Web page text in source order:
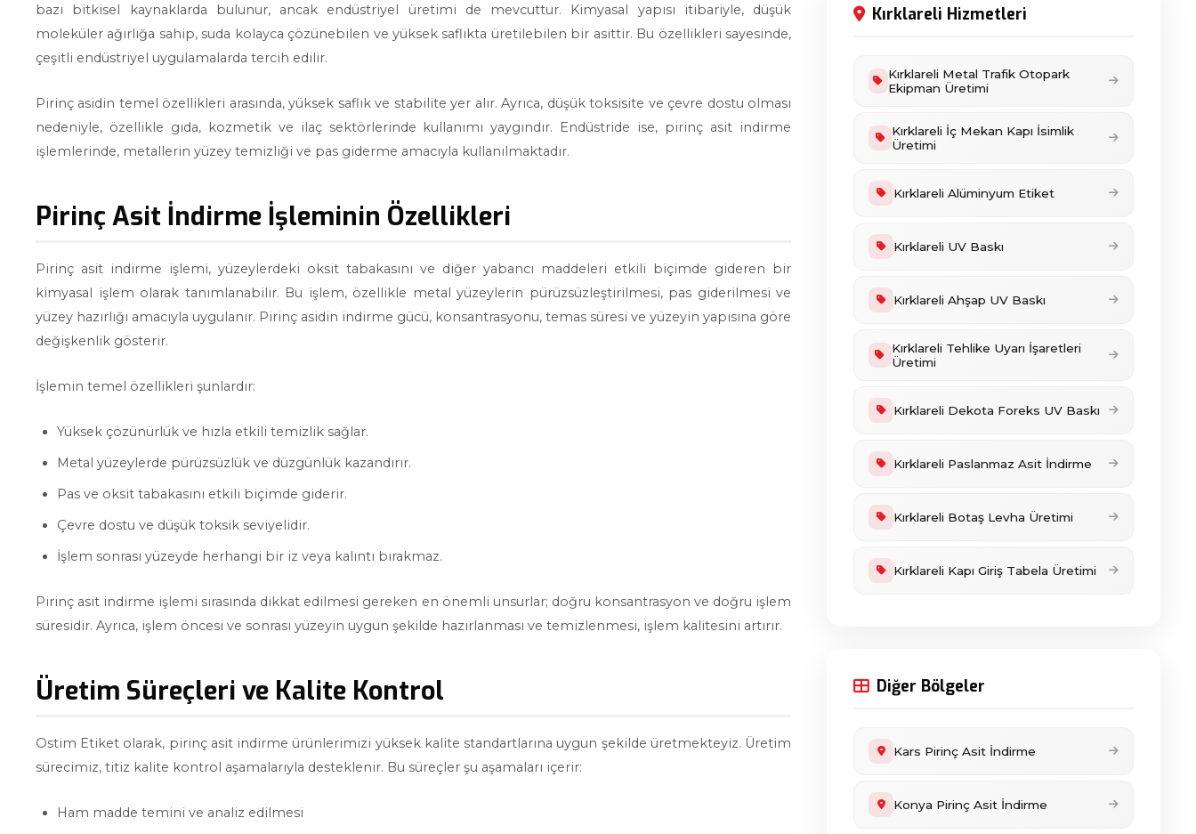
bazı bitkisel kaynaklarda bulunur, ancak endüstriyel üretimi de mevcuttur. Kimyasal yapısı itibariyle, düşük
moleküler ağırlığa sahip, suda kolayca çözünebilen ve yüksek saflıkta üretilebilen bir asittir. Bu özellikleri sayesinde,
çeşitli endüstriyel uygulamalarda tercih edilir.
Pirinç asidin temel özellikleri arasında, yüksek saflık ve stabilite yer alır. Ayrıca, düşük toksisite ve çevre dostu olması
nedeniyle, özellikle gıda, kozmetik ve ilaç sektörlerinde kullanımı yaygındır. Endüstride ise, pirinç asit indirme
işlemlerinde, metallerin yüzey temizliği ve pas giderme amacıyla kullanılmaktadır.
Pirinç Asit İndirme İşleminin Özellikleri
Pirinç asit indirme işlemi, yüzeylerdeki oksit tabakasını ve diğer yabancı maddeleri etkili biçimde gideren bir
kimyasal işlem olarak tanımlanabilir. Bu işlem, özellikle metal yüzeylerin pürüzsüzleştirilmesi, pas giderilmesi ve
yüzey hazırlığı amacıyla uygulanır. Pirinç asidin indirme gücü, konsantrasyonu, temas süresi ve yüzeyin yapısına göre
değişkenlik gösterir.
İşlemin temel özellikleri şunlardır:
Yüksek çözünürlük ve hızla etkili temizlik sağlar.
Metal yüzeylerde pürüzsüzlük ve düzgünlük kazandırır.
Pas ve oksit tabakasını etkili biçimde giderir.
Çevre dostu ve düşük toksik seviyelidir.
İşlem sonrası yüzeyde herhangi bir iz veya kalıntı bırakmaz.
Pirinç asit indirme işlemi sırasında dikkat edilmesi gereken en önemli unsurlar; doğru konsantrasyon ve doğru işlem
süresidir. Ayrıca, işlem öncesi ve sonrası yüzeyin uygun şekilde hazırlanması ve temizlenmesi, işlem kalitesini artırır.
Üretim Süreçleri ve Kalite Kontrol
Ostim Etiket olarak, pirinç asit indirme ürünlerimizi yüksek kalite standartlarına uygun şekilde üretmekteyiz. Üretim
sürecimiz, titiz kalite kontrol aşamalarıyla desteklenir. Bu süreçler şu aşamaları içerir:
Ham madde temini ve analiz edilmesi
Kırklareli Hizmetleri
Kırklareli Metal Trafik Otopark
Ekipman Üretimi
Kırklareli İç Mekan Kapı İsimlik
Üretimi
Kırklareli Alüminyum Etiket
Kırklareli UV Baskı
Kırklareli Ahşap UV Baskı
Kırklareli Tehlike Uyarı İşaretleri
Üretimi
Kırklareli Dekota Foreks UV Baskı
Kırklareli Paslanmaz Asit İndirme
Kırklareli Botaş Levha Üretimi
Kırklareli Kapı Giriş Tabela Üretimi
Diğer Bölgeler
Kars Pirinç Asit İndirme
Konya Pirinç Asit İndirme